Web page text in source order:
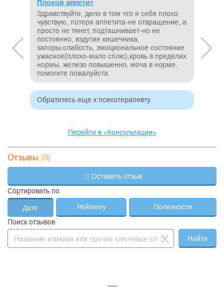
Плохой аппетит
Здравствуйте, дело в том что я себя плохо
чувствую, потеря аппетита-не отвращение, а
просто не тянет, подташнивает-но не
постоянно, вздутие кишечника,
запоры,слабость, эмоциональное состояние
ужасное(плохо-мало сплю),кровь в пределах
нормы, железо повышенно, моча в норме,
помогите пожалуйста.
Обратитесь еще к психотерапевту.
Перейти в «Консультации»
Отзывы (0)
Оставить отзыв
Сортировать по
Дате Рейтингу
Полезности
Поиск отзывов
Найти